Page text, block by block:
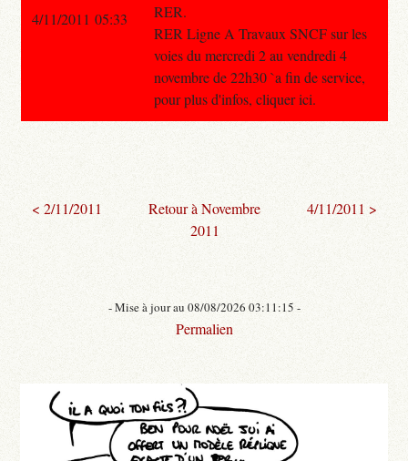
RER.
RER Ligne A Travaux SNCF sur les
voies du mercredi 2 au vendredi 4
novembre de 22h30 `a fin de service,
pour plus d'infos, cliquer ici.
4/11/2011 05:33
< 2/11/2011
Retour à Novembre
2011
4/11/2011 >
- Mise à jour au 08/08/2026 03:11:15 -
Permalien